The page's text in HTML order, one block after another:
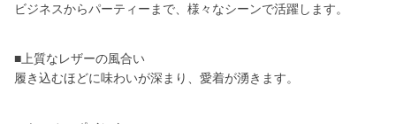
ビジネスからパーティーまで、様々なシーンで活躍します。
■上質なレザーの風合い
履き込むほどに味わいが深まり、愛着が湧きます。